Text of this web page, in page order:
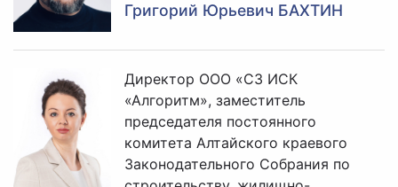
Григорий Юрьевич БАХТИН
Директор ООО «СЗ ИСК
«Алгоритм», заместитель
председателя постоянного
комитета Алтайского краевого
Законодательного Собрания по